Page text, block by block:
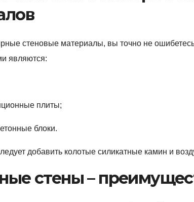
стеновые материалы, вы точно не
являются:
плиты;
блоки.
добавить колотые силикатные камин и
стены –